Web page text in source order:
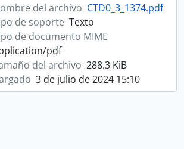
del archivo CTD0_3_1374.pdf
de soporte Texto
de documento MIME
pdf
del archivo 288.3 KiB
3 de julio de 2024 15:10